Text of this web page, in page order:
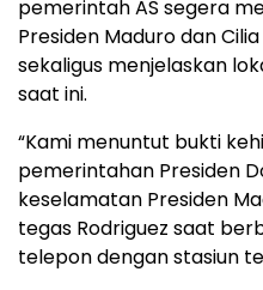
pemerintah AS segera
Presiden Maduro dan
sekaligus menjelaskan
saat ini.
“Kami menuntut bukti
pemerintahan Presiden
keselamatan Presiden
tegas Rodriguez saat
telepon dengan stasiun